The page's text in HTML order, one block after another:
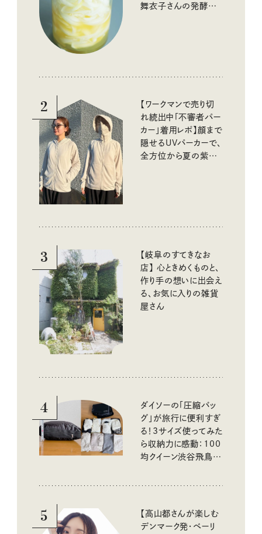
舞衣子さんの発酵と
2
【ワークマンで売り切
れ続出中「不審者パー
カー」着用レポ】顔まで
隠せるUVパーカーで、
全方位から夏の紫外
3
【岐阜のすてきなお
店】 心ときめくものと、
作り手の想いに出会え
る、お気に入りの雑貨
屋さん
4
ダイソーの「圧縮バッ
グ」が旅行に便利すぎ
る！3サイズ使ってみた
ら収納力に感動：100
均クイーン渋谷飛鳥の
5
【高山都さんが楽しむ
デンマーク発・ベーリ